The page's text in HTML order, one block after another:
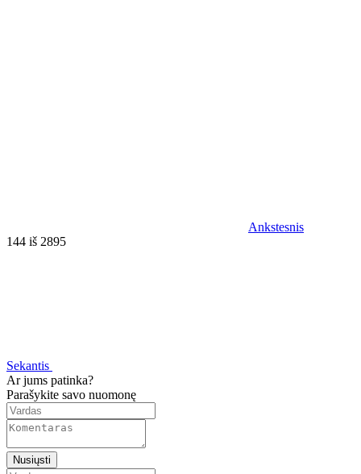
Ankstesnis
144 iš 2895
Sekantis
Ar jums patinka?
Parašykite savo nuomonę
Nusiųsti